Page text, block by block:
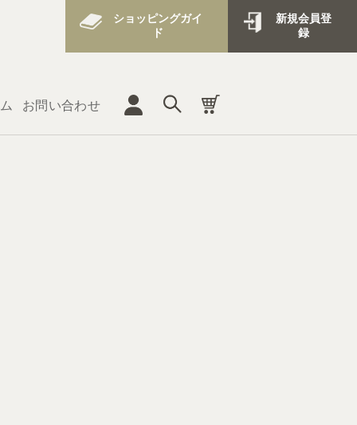
ショッピングガイ
ド
新規会員登
録
お問い合わせ